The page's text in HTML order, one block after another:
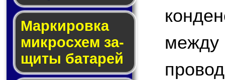
Мар­ки­ров­ка
мик­ро­схем за­
щи­ты ба­та­рей